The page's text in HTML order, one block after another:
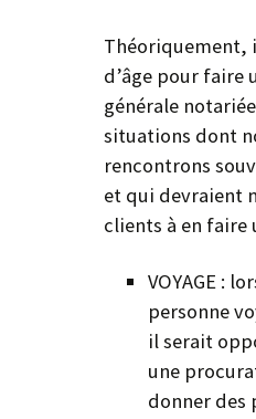
Théoriquement,
d’âge pour faire
générale
situations dont
rencontrons
et qui devraient
clients à en faire
VOYAGE :
personne
il serait
une
donner des